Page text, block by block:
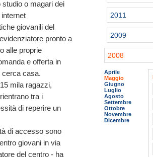
o magari dei
giovanili del
pronto a
alle proprie
e offerta in
cerca casa.
mila ragazzi,
tra i
di reperire un
di accesso sono
giovani in via
del centro - ha
2011
2009
2008
Aprile
Maggio
Giugno
Luglio
Agosto
Settembre
Ottobre
Novembre
Dicembre